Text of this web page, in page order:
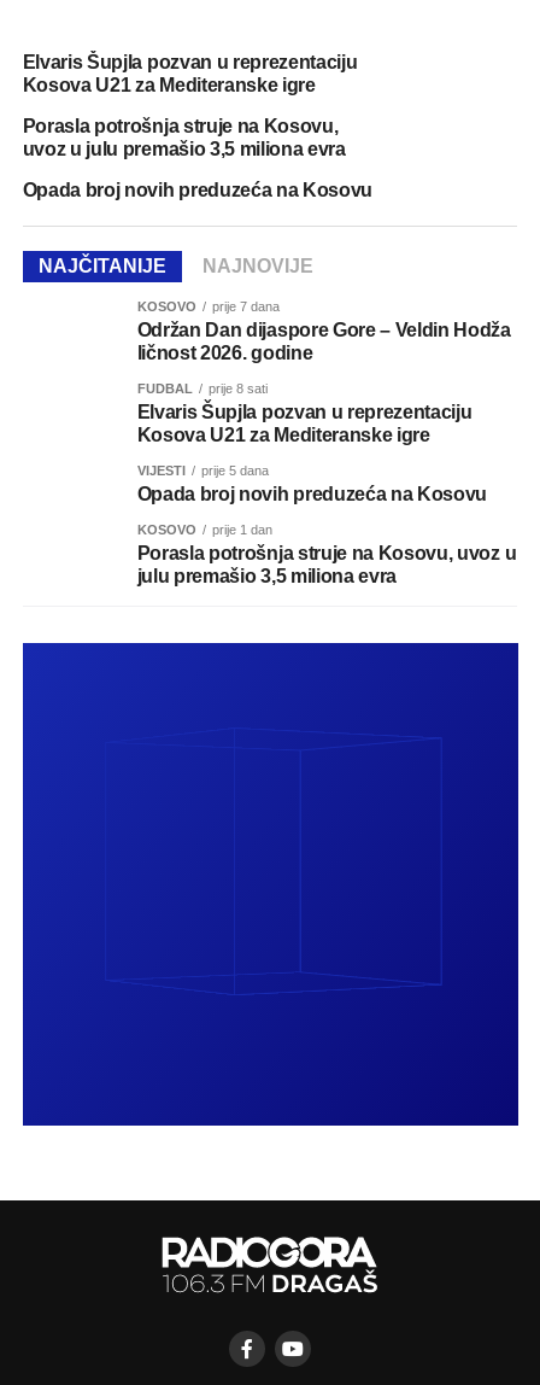
Elvaris Šupjla pozvan u reprezentaciju
Kosova U21 za Mediteranske igre
Porasla potrošnja struje na Kosovu,
uvoz u julu premašio 3,5 miliona evra
Opada broj novih preduzeća na Kosovu
NAJČITANIJE NAJNOVIJE
KOSOVO prije 7 dana
Održan Dan dijaspore Gore – Veldin Hodža
ličnost 2026. godine
FUDBAL prije 8 sati
Elvaris Šupjla pozvan u reprezentaciju
Kosova U21 za Mediteranske igre
VIJESTI prije 5 dana
Opada broj novih preduzeća na Kosovu
KOSOVO prije 1 dan
Porasla potrošnja struje na Kosovu, uvoz u
julu premašio 3,5 miliona evra